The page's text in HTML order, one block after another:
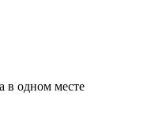
в одном месте